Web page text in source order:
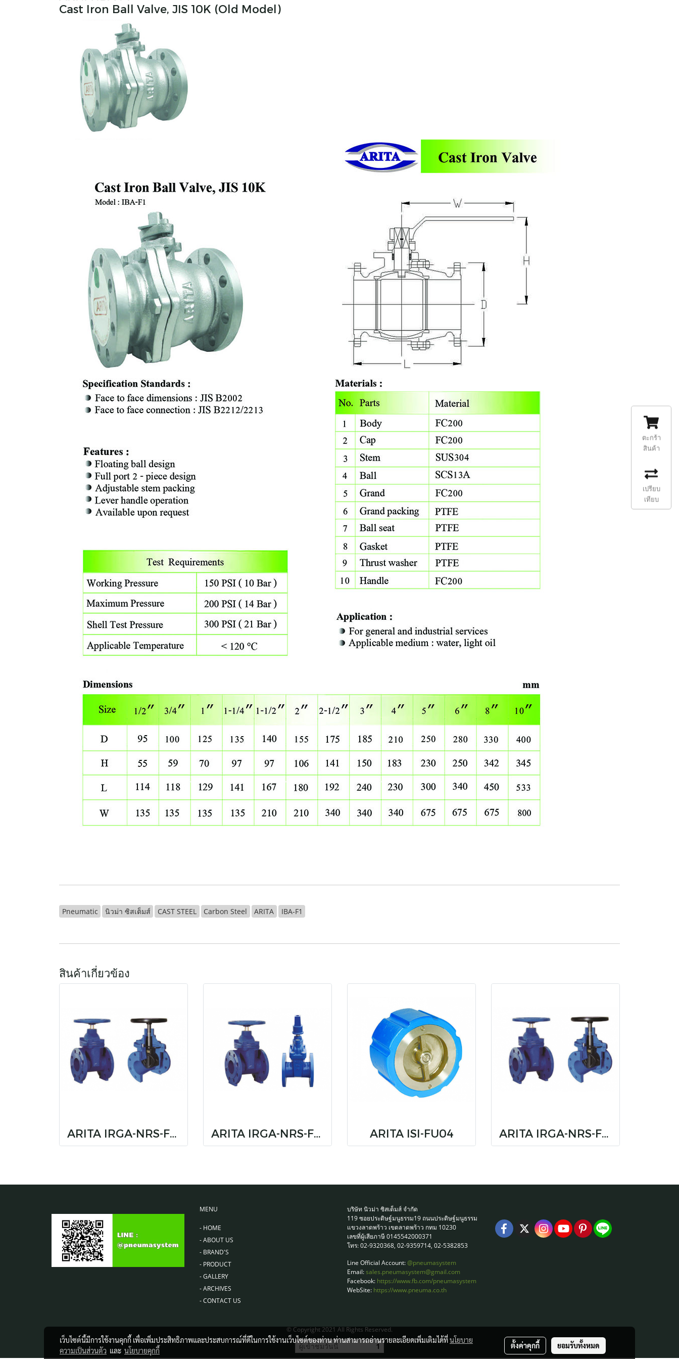
Cast Iron Ball Valve, JIS 10K (Old Model)
Pneumatic นิวม่า ซิสเต็มส์ CAST STEEL Carbon Steel ARITA IBA-F1
สินค้าเกี่ยวข้อง
ARITA IRGA-NRS-F3(BS) ARITA IRGA-NRS-F3(BS-CAP) ARITA ISI-FU04 ARITA IRGA-NRS-F3(DIN)
MENU
- HOME
-ABOUT US
- BRAND'S
- PRODUCT
-GALLERY
-ARCHIVES
-CONTACT US
บริษัท นิวม่า ซิสเต็มส์ จำกัด
119 ซอยประดิษฐ์มนูธรรม19 ถนนประดิษฐ์มนูธรรม
แขวงลาดพร้าว เขตลาดพร้าว กทม 10230
เลขที่ผู้เสียภาษี 0145542000371
โทร: 02-9320368, 02-9359714, 02-5382853
Line Official Account:@pneumasystem
Email:sales.pneumasystem@gmail.com
Facebook: https://www.fb.com/pneumasystem
WebSite: https://www.pneuma.co.th
© Copyright 2021 All Rights Reserved.
ผู้เข้าชมวันนี้ 1
ตะกร้า
สินค้า
เปรียบ
เทียบ
เว็บไซต์นี้มีการใช้งานคุกกี้ เพื่อเพิ่มประสิทธิภาพและประสบการณ์ที่ดีในการใช้งานเว็บไซต์ของท่าน ท่านสามารถอ่านรายละเอียดเพิ่มเติมได้ที่นโยบาย
ความเป็นส่วนตัว และ นโยบายคุกกี้
ตั้งค่าคุกกี้ ยอมรับทั้งหมด